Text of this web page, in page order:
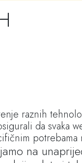
raznih
da svaka
potrebama
na